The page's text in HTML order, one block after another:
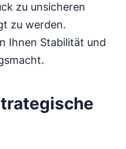
zu unsicheren
zu werden.
Ihnen Stabilität und